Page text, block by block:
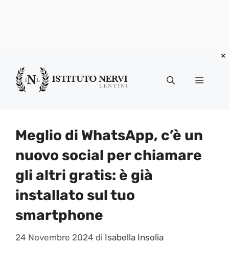
contenuto
Menu
Meglio di WhatsApp, c’è un
nuovo social per chiamare
gli altri gratis: è già
installato sul tuo
smartphone
24 Novembre 2024 di Isabella Insolia